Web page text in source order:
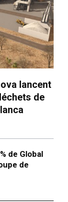
lancent
de
de Global
de